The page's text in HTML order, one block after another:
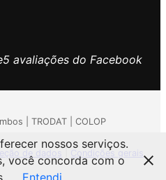
5 avaliações do Facebook
| TRODAT | COLOP
de dados
Condições gerais
nossos serviços.
você concorda com o
Entendi